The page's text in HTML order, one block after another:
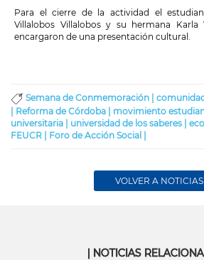
Para el cierre de la actividad el
Villalobos Villalobos y su hermana Karla
encargaron de una presentación cultural.
Semana de Conmemoración |
Reforma de Córdoba | movimiento
universitaria | universidad de los saberes |
FEUCR | Foro de Acción Social |
VOLVER A NOTICIAS
| NOTICIAS